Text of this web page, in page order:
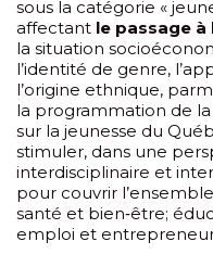
sous la catégorie «
affectant le passage à
la situation
l’identité de genre,
l’origine ethnique,
la programmation de
sur la jeunesse du
stimuler, dans une
interdisciplinaire et
pour couvrir
santé et bien‐être;
emploi et